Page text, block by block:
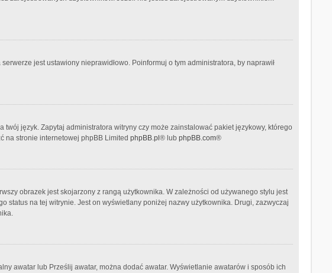
jest ustawiony nieprawidłowo. Poinformuj o tym administratora, by naprawił
język. Zapytaj administratora witryny czy może zainstalować pakiet językowy, którego
na stronie internetowej phpBB Limited phpBB.pl ® lub phpBB.com®
obrazek jest skojarzony z rangą użytkownika. W zależności od używanego stylu jest
status na tej witrynie. Jest on wyświetlany poniżej nazwy użytkownika. Drugi, zazwyczaj
awatar lub Prześlij awatar, można dodać awatar. Wyświetlanie awatarów i sposób ich